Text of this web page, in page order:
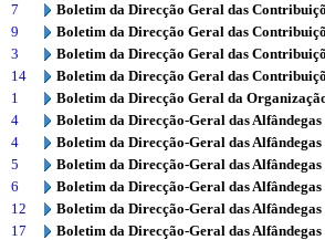
7
Boletim da Direcção Geral das
9
Boletim da Direcção Geral das
3
Boletim da Direcção Geral das
14
Boletim da Direcção Geral das
1
Boletim da Direcção Geral da
4
Boletim da Direcção-Geral das Alfândegas
4
Boletim da Direcção-Geral das Alfândegas
5
Boletim da Direcção-Geral das Alfândegas
6
Boletim da Direcção-Geral das Alfândegas
12
Boletim da Direcção-Geral das Alfândegas
17
Boletim da Direcção-Geral das Alfândegas